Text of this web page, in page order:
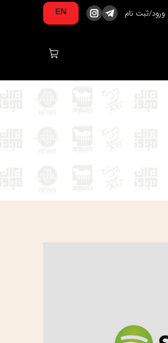
ورود/ثبت نام
تلگرام
جدید
اینستاگرام
جدید
EN